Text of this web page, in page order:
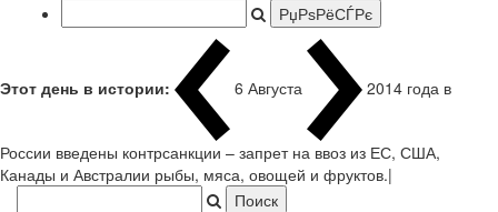
Этот день в истории: 6 Августа 2014 года в
России введены контрсанкции – запрет на ввоз из ЕС, США,
Канады и Австралии рыбы, мяса, овощей и фруктов.|